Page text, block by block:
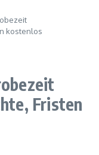
kostenlos
Fristen